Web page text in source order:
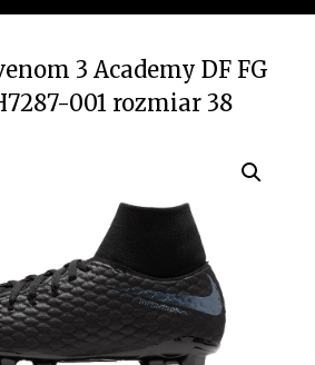
3 Academy DF FG
001 rozmiar 38